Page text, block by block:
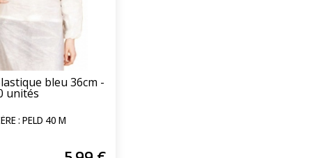
bleu 36cm -
unités
: PELD 40 Μ